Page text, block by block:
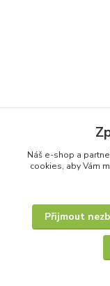
Náš e-shop a
cookies, aby Vám
Přijmout